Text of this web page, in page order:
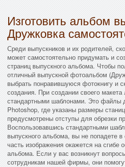
Изготовить альбом
Дружковка
Среди выпускников и их родителей,
может самостоятельно придумать и
страниц выпускного альбома. Чтобы
отличный выпускной фотоальбом
выбрать понравившуюся фотокнигу и
создания. При создании своего
стандартными шаблонами. Это файлы
Photoshop, где указаны размеры
предусмотрены отступы для обрезки
Воспользовавшись стандартными
выпускного альбома, вы не попадете
часть изображения окажется на сгибе
альбома. Если у вас возникнут
сотрудникам нашей фирмы, они